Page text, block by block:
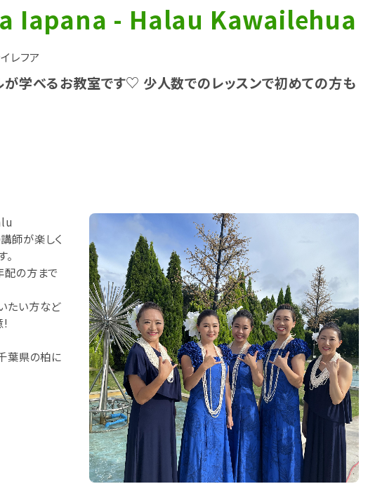
Iapana - Halau Kawailehua
レフア
が学べるお教室です♡ 少人数でのレッスンで初めての方も
師が楽しく
配の方まで
たい方など
!
葉県の柏に